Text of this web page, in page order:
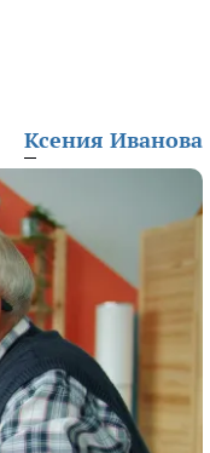
Ксения Иванова